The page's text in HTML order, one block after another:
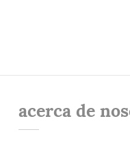
acerca de